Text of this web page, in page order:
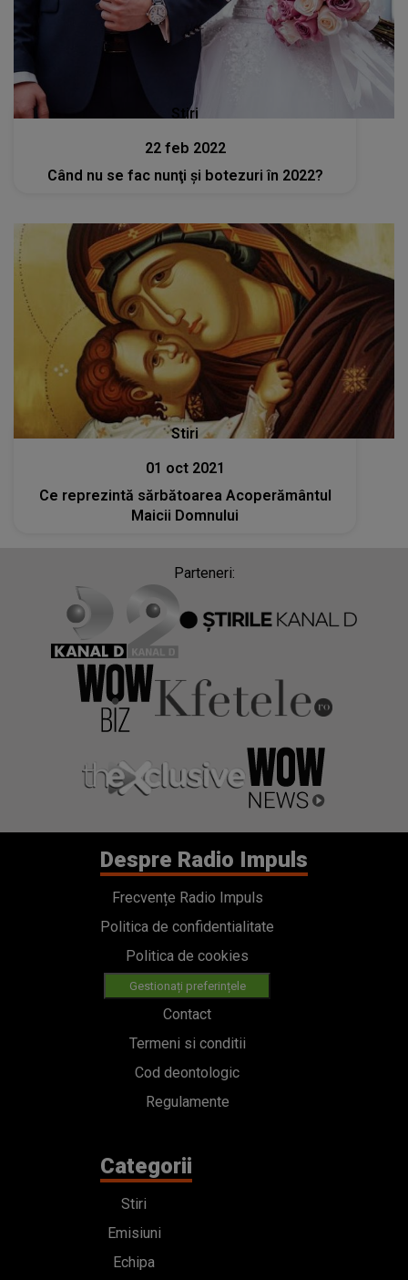
Stiri
22 feb 2022
Când nu se fac nunţi şi botezuri în 2022?
Stiri
01 oct 2021
Ce reprezintă sărbătoarea Acoperământul
Maicii Domnului
Parteneri:
Despre Radio Impuls
Frecvențe Radio Impuls
Politica de confidentialitate
Politica de cookies
Gestionați preferințele
Contact
Termeni si conditii
Cod deontologic
Regulamente
Categorii
Stiri
Emisiuni
Echipa